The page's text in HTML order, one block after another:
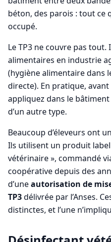
béton, des parois : tout ce
occupé.
Le TP3 ne couvre pas
alimentaires en industrie
(hygiène alimentaire dans
directe). En pratique,
appliquez dans le bâtiment
d’un autre type.
Beaucoup d’éleveurs ont
Ils utilisent un produit
vétérinaire », commandé
coopérative depuis des
d’uneautorisation de
TP3délivrée par l’Anses.
distinctes, et l’une